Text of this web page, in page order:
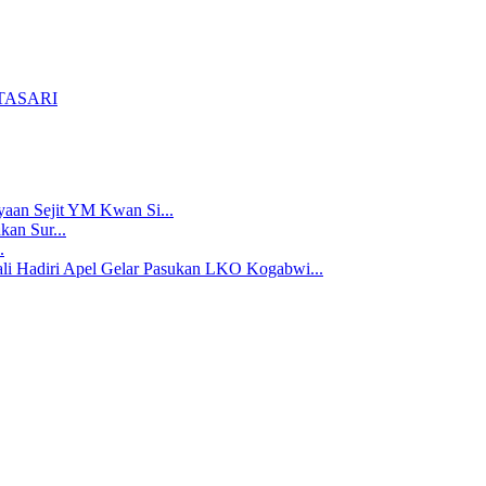
Sejit YM Kwan Si...
Sur...
Hadiri Apel Gelar Pasukan LKO Kogabwi...